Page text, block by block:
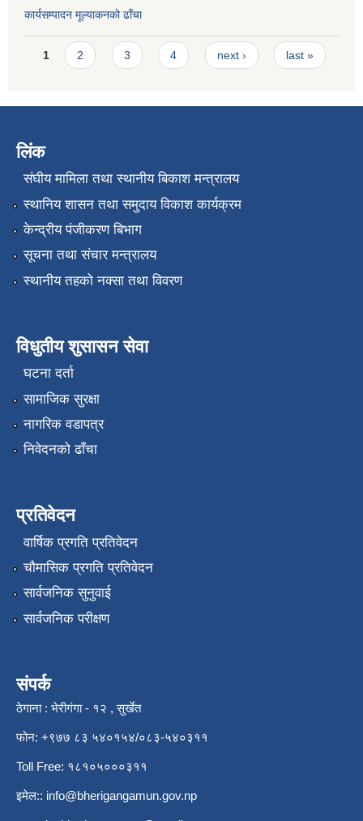
कार्यसम्पादन मूल्या‌कनको ढाँचा
Pages
1 2 3 4 next › last »
लिंक
संघीय मामिला तथा स्थानीय बिकाश मन्त्रालय
स्थानिय शासन तथा समुदाय विकाश कार्यक्रम
केन्द्रीय पंजीकरण बिभाग
सूचना तथा संचार मन्त्रालय
स्थानीय तहको नक्सा तथा विवरण
विधुतीय शुसासन सेवा
घटना दर्ता
सामाजिक सुरक्षा
नागरिक वडापत्र
निवेदनको ढाँचा
प्रतिवेदन
वार्षिक प्रगति प्रतिवेदन
चौमासिक प्रगति प्रतिवेदन
सार्वजनिक सुनुवाई
सार्वजनिक परीक्षण
संपर्क
ठेगाना : भेरीगंगा - १२ , सुर्खेत
फोन: +९७७ ८३ ५४०१५४/०८३-५४०३११
Toll Free: १८१०५०००३११
इमेल:: info@bherigangamun.gov.np